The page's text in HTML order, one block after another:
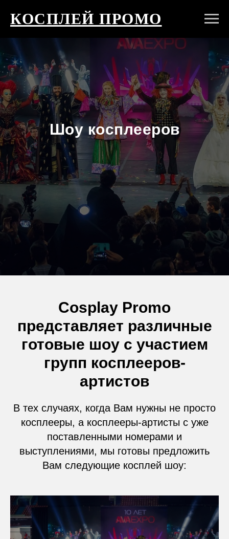
КОСПЛЕЙ ПРОМО
Шоу косплееров
Cosplay Promo
представляет различные
готовые шоу с участием
групп косплееров-
артистов
В тех случаях, когда Вам нужны не просто
косплееры, а косплееры-артисты с уже
поставленными номерами и
выступлениями, мы готовы предложить
Вам следующие косплей шоу: